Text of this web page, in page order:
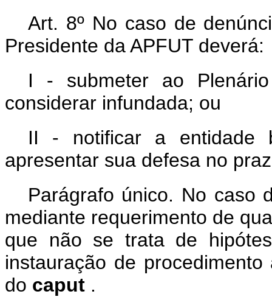
Art. 8º No caso de
Presidente da APFUT deverá:
I - submeter ao
considerar infundada; ou
II - notificar a entidade
apresentar sua defesa no
Parágrafo único. No caso
mediante requerimento de
que não se trata de
instauração de
do caput .